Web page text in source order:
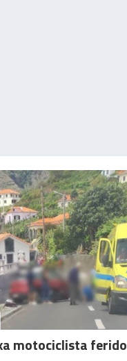
motociclista ferido